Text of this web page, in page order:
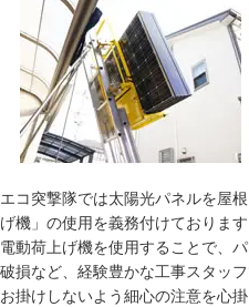
エコ突撃隊では太陽光パネルを屋
げ機」の使用を義務付けております
電動荷上げ機を使用することで、
破損など、経験豊かな工事スタッ
お掛けしないよう細心の注意を心掛